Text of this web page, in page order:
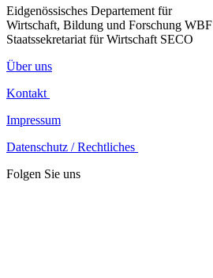
Eidgenössisches Departement für
Wirtschaft, Bildung und Forschung WBF
Staatssekretariat für Wirtschaft SECO
Über uns
Kontakt
Impressum
Datenschutz / Rechtliches
Folgen Sie uns